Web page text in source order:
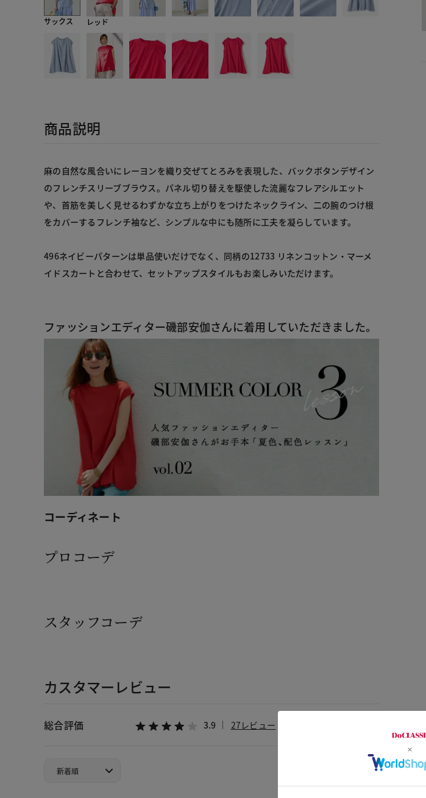
サックス レッド
商品説明
麻の自然な風合いにレーヨンを織り交ぜてとろみを表現した、バックボタンデザイン
のフレンチスリーブブラウス。パネル切り替えを駆使した流麗なフレアシルエット
や、首筋を美しく見せるわずかな立ち上がりをつけたネックライン、二の腕のつけ根
をカバーするフレンチ袖など、シンプルな中にも随所に工夫を凝らしています。
496ネイビーパターンは単品使いだけでなく、同柄の12733 リネンコットン・マーメ
イドスカートと合わせて、セットアップスタイルもお楽しみいただけます。
ファッションエディター磯部安伽さんに着用していただきました。
コーディネート
プロコーデ
スタッフコーデ
カスタマーレビュー
総合評価 3.9 27レビュー